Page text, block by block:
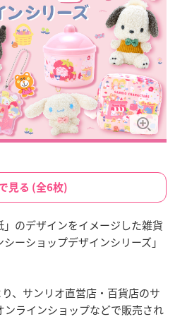
見る (全6枚)
のデザインをイメージした雑貨
ーショップデザインシリーズ」
、サンリオ直営店・百貨店のサ
ラインショップなどで販売され